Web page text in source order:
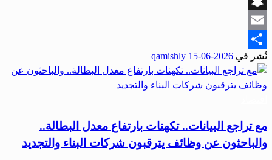
Snapchat
Email
Share
نُشر في 2026-06-15
qamishly
مع تراجع البيانات.. تكهنات بارتفاع معدل البطالة..
والباحثون عن وظائف يترقبون شركات البناء والتجديد